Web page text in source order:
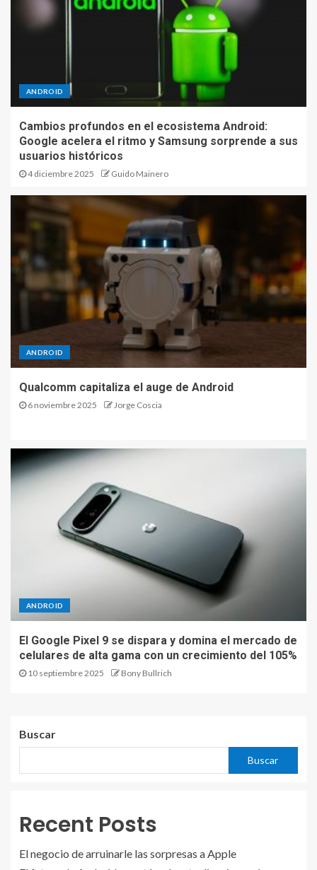
ANDROID
Cambios profundos en el ecosistema Android:
Google acelera el ritmo y Samsung sorprende a sus
usuarios históricos
4 diciembre 2025 Guido Mainero
ANDROID
Qualcomm capitaliza el auge de Android
6 noviembre 2025 Jorge Coscia
ANDROID
El Google Pixel 9 se dispara y domina el mercado de
celulares de alta gama con un crecimiento del 105%
10 septiembre 2025 Bony Bullrich
Buscar
Buscar
Recent Posts
El negocio de arruinarle las sorpresas a Apple